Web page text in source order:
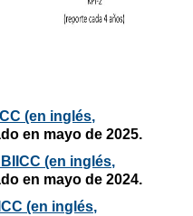
(en inglés,
en mayo de 2025.
(en inglés,
en mayo de 2024.
(en inglés,